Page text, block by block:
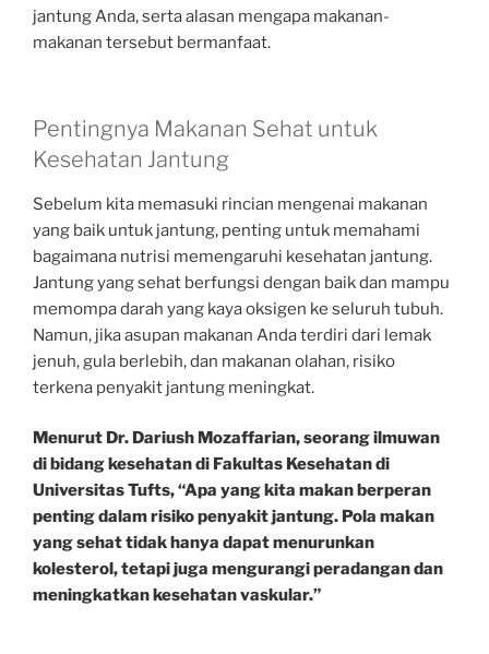
jantung Anda, serta alasan mengapa makanan-
makanan tersebut bermanfaat.
Pentingnya Makanan Sehat untuk
Kesehatan Jantung
Sebelum kita memasuki rincian mengenai makanan
yang baik untuk jantung, penting untuk memahami
bagaimana nutrisi memengaruhi kesehatan jantung.
Jantung yang sehat berfungsi dengan baik dan mampu
memompa darah yang kaya oksigen ke seluruh tubuh.
Namun, jika asupan makanan Anda terdiri dari lemak
jenuh, gula berlebih, dan makanan olahan, risiko
terkena penyakit jantung meningkat.
Menurut Dr. Dariush Mozaffarian, seorang ilmuwan
di bidang kesehatan di Fakultas Kesehatan di
Universitas Tufts, “Apa yang kita makan berperan
penting dalam risiko penyakit jantung. Pola makan
yang sehat tidak hanya dapat menurunkan
kolesterol, tetapi juga mengurangi peradangan dan
meningkatkan kesehatan vaskular.”